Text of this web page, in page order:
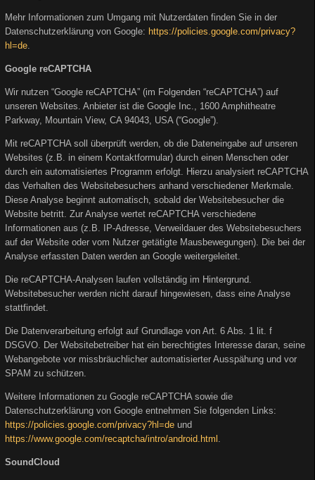
Mehr Informationen zum Umgang mit Nutzerdaten finden Sie in der
Datenschutzerklärung von Google: https://policies.google.com/privacy?
hl=de
Google reCAPTCHA
Wir nutzen “Google reCAPTCHA” (im Folgenden “reCAPTCHA”) auf
unseren Websites. Anbieter ist die Google Inc., 1600 Amphitheatre
Parkway, Mountain View, CA 94043, USA (“Google”).
Mit reCAPTCHA soll überprüft werden, ob die Dateneingabe auf unseren
Websites (z.B. in einem Kontaktformular) durch einen Menschen oder
durch ein automatisiertes Programm erfolgt. Hierzu analysiert reCAPTCHA
das Verhalten des Websitebesuchers anhand verschiedener Merkmale.
Diese Analyse beginnt automatisch, sobald der Websitebesucher die
Website betritt. Zur Analyse wertet reCAPTCHA verschiedene
Informationen aus (z.B. IP-Adresse, Verweildauer des Websitebesuchers
auf der Website oder vom Nutzer getätigte Mausbewegungen). Die bei der
Analyse erfassten Daten werden an Google weitergeleitet.
Die reCAPTCHA-Analysen laufen vollständig im Hintergrund.
Websitebesucher werden nicht darauf hingewiesen, dass eine Analyse
stattfindet.
Die Datenverarbeitung erfolgt auf Grundlage von Art. 6 Abs. 1 lit. f
DSGVO. Der Websitebetreiber hat ein berechtigtes Interesse daran, seine
Webangebote vor missbräuchlicher automatisierter Ausspähung und vor
SPAM zu schützen.
Weitere Informationen zu Google reCAPTCHA sowie die
Datenschutzerklärung von Google entnehmen Sie folgenden Links:
https://policies.google.com/privacy?hl=de und
https://www.google.com/recaptcha/intro/android.html
SoundCloud